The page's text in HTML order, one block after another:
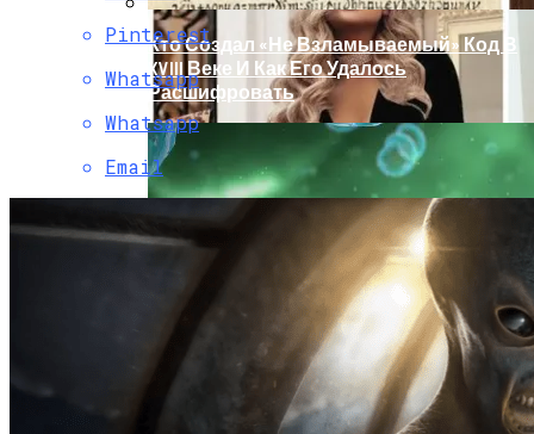
Кто Создал «не Взламываемый» Код В
XVIII Веке И Как Его Удалось
Расшифровать
Pinterest
Whatsapp
Whatsapp
Email